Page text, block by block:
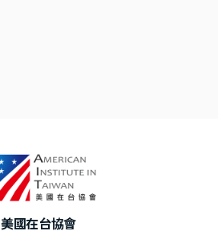
美國在台協會